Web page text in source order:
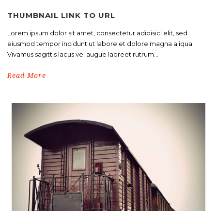
THUMBNAIL LINK TO URL
Lorem ipsum dolor sit amet, consectetur adipisici elit, sed
eiusmod tempor incidunt ut labore et dolore magna aliqua.
Vivamus sagittis lacus vel augue laoreet rutrum...
Read More